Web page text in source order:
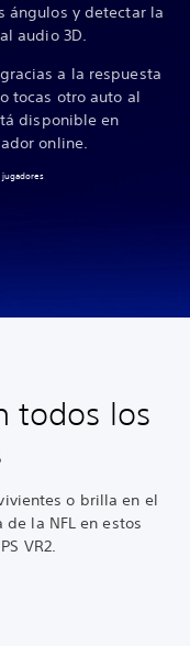
ángulos y detectar la
audio 3D.
a la respuesta
tocas otro auto al
disponible en
online.
jugadores
todos los
o brilla en el
la NFL en estos
VR2.